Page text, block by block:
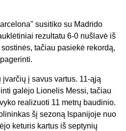
susitiko su Madrido
rezultatu 6-0 nušlavė iš
tačiau pasiekė rekordą,
į savus vartus. 11-ąją
galėjo Lionelis Messi, tačiau
realizuoti 11 metrų baudinio.
šį sezoną Ispanijoje nuo
keturis kartus iš septynių